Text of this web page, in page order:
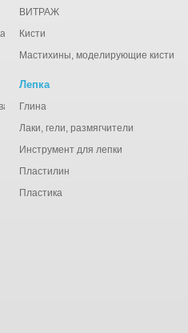
ВИТРАЖ
Кисти
Мастихины, моделирующие кисти
тишью
Лепка
Глина
Лаки, гели, размягчители
Инструмент для лепки
Пластилин
Пластика